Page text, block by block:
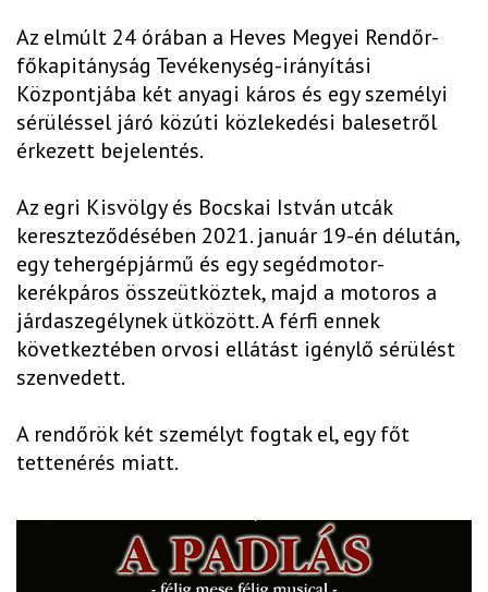
Az elmúlt 24 órában a Heves Megyei Rendőr-
főkapitányság Tevékenység-irányítási
Központjába két anyagi káros és egy személyi
sérüléssel járó közúti közlekedési balesetről
érkezett bejelentés.
Az egri Kisvölgy és Bocskai István utcák
kereszteződésében 2021. január 19-én délután,
egy tehergépjármű és egy segédmotor-
kerékpáros összeütköztek, majd a motoros a
járdaszegélynek ütközött. A férfi ennek
következtében orvosi ellátást igénylő sérülést
szenvedett.
A rendőrök két személyt fogtak el, egy főt
tettenérés miatt.